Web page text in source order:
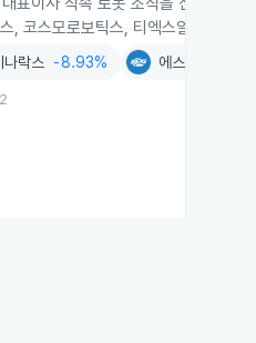
, 코스모로보틱스, 티엑스알로보틱
나락스 -8.93% 에스피지